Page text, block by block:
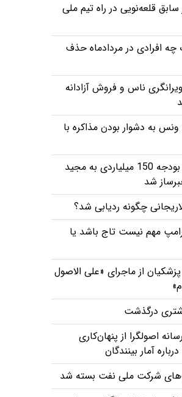
سابق قلعه‌نویی در راه تیم ملی
چه افرادی در مردادماه حذف
ناس و فروش آزادانه
ونس به دشوار بودن مذاکره با
اعطای بودجه 150 میلیاردی به مجید
شد
چگونه ردیابی شد؟
مهم نیست تاج باشد یا
از ماجرای «علی الاصول
درگذشت
اصولگرا از پنهان‌کاری
آمار بینندگان
شرکت ملی نفت بسته شد